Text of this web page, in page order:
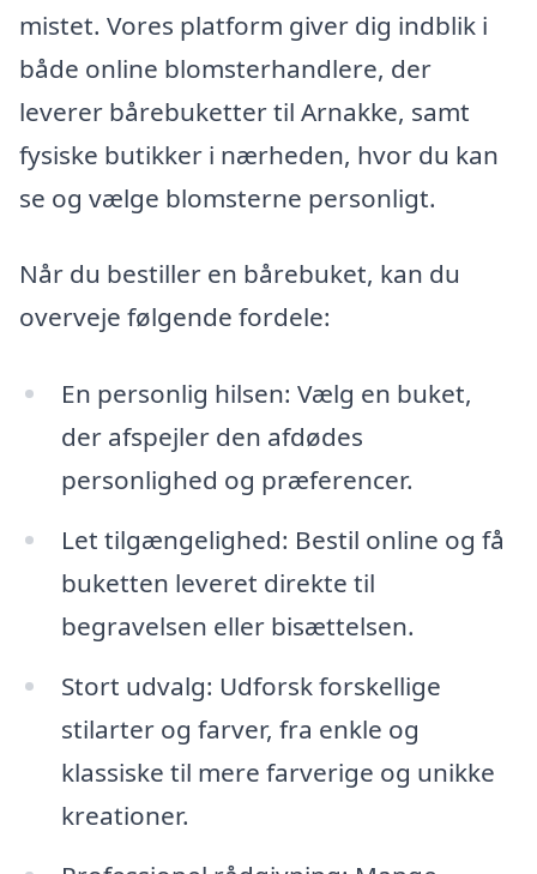
mistet. Vores platform giver dig indblik i
både online blomsterhandlere, der
leverer bårebuketter til Arnakke, samt
fysiske butikker i nærheden, hvor du kan
se og vælge blomsterne personligt.
Når du bestiller en bårebuket, kan du
overveje følgende fordele:
En personlig hilsen: Vælg en buket,
der afspejler den afdødes
personlighed og præferencer.
Let tilgængelighed: Bestil online og få
buketten leveret direkte til
begravelsen eller bisættelsen.
Stort udvalg: Udforsk forskellige
stilarter og farver, fra enkle og
klassiske til mere farverige og unikke
kreationer.